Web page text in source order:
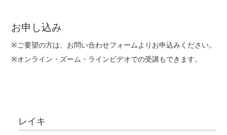
お申し込み
※ご要望の方は、お問い合わせフォームよりお申込みください。
※オンライン・ズーム・ラインビデオでの受講もできます。
レイキ